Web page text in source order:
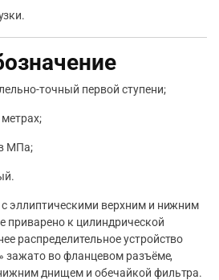
точный первой ступени;
МПа;
эллиптическими верхним и нижним
приварено к цилиндрической
распределительное устройство
зажато во фланцевом разъёме,
днищем и обечайкой фильтра.